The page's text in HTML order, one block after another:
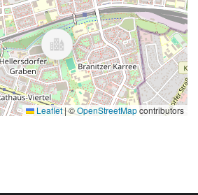
Leaflet|©OpenStreetMapcontributors